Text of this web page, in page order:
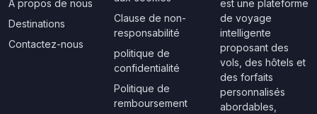
À propos de nous
Destinations
Contactez-nous
Clause de non-
responsabilité
politique de
confidentialité
Politique de
remboursement
est une plateforme
de voyage
intelligente
proposant des
vols, des hôtels et
des forfaits
personnalisés
abordables,